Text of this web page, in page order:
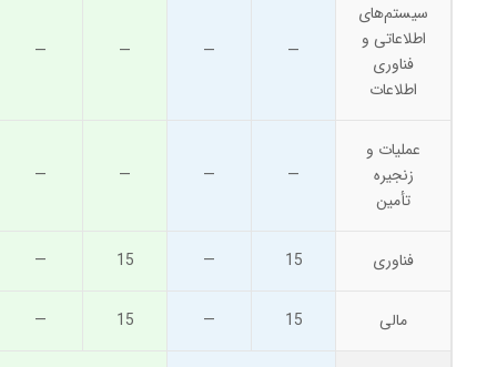
سیستم‌های
اطلاعاتی و
فناوری
اطلاعات
—
—
—
—
عملیات و
زنجیره
تأمین
—
—
—
—
فناوری 15
—
15
—
مالی 15
—
15
—